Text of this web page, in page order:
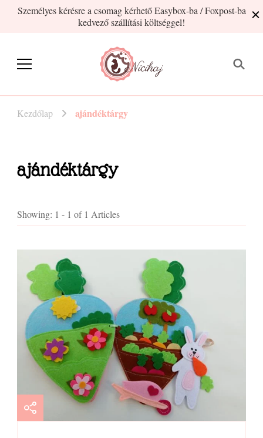
Személyes kérésre a csomag kérhető Easybox-ba / Foxpost-ba
kedvező szállítási költséggel!
Nicihaj
Kezdőlap ajándéktárgy
ajándéktárgy
Showing: 1 - 1 of 1 Articles